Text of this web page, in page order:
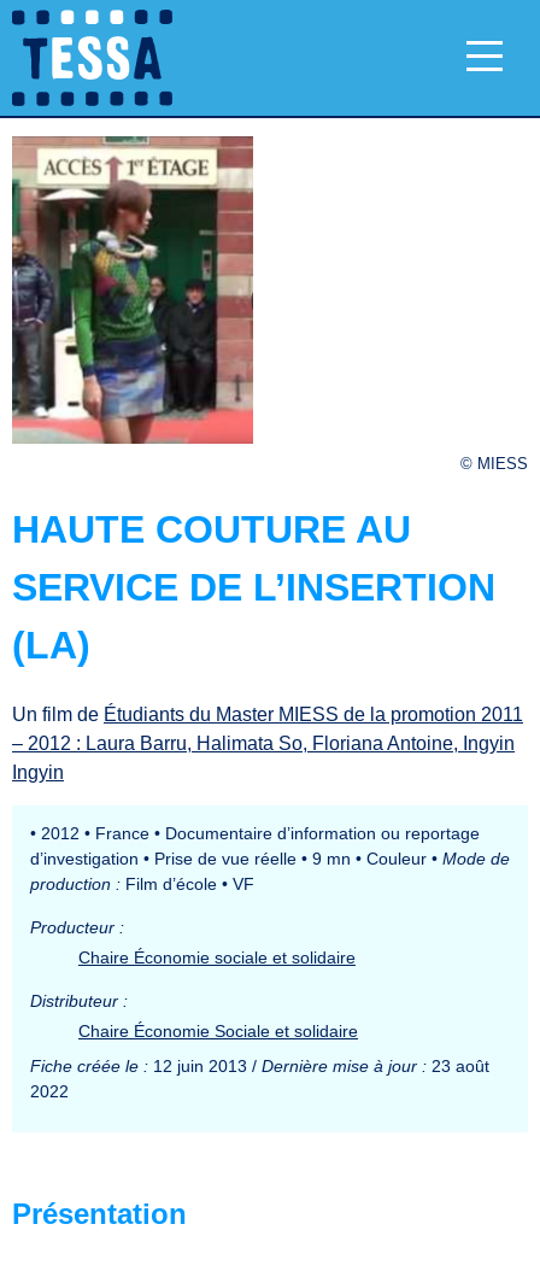
© MIESS
HAUTE COUTURE AU
SERVICE DE L’INSERTION
(LA)
Un film de Étudiants du Master MIESS de la promotion 2011
– 2012 : Laura Barru, Halimata So, Floriana Antoine, Ingyin
Ingyin
• 2012 • France • Documentaire d’information ou reportage
d’investigation • Prise de vue réelle • 9 mn • Couleur • Mode de
production : Film d’école • VF
Producteur :
Chaire Économie sociale et solidaire
Distributeur :
Chaire Économie Sociale et solidaire
Fiche créée le : 12 juin 2013 / Dernière mise à jour : 23 août
2022
Présentation